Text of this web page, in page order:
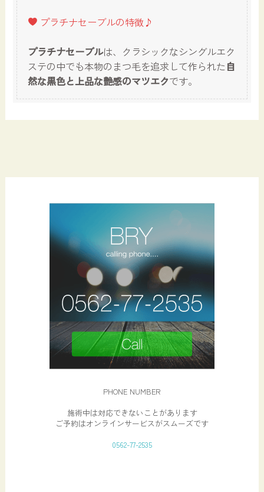
プラチナセーブルの特徴♪
プラチナセーブルは、クラシックなシングルエク
ステの中でも本物のまつ毛を追求して作られた 自
然な黒色と上品な艶感のマツエクです。
PHONE NUMBER
施術中は対応できないことがあります
ご予約はオンラインサービスがスムーズです
0562-77-2535